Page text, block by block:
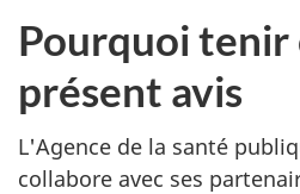
Pourquoi tenir
présent avis
L'Agence de la santé
collabore avec ses